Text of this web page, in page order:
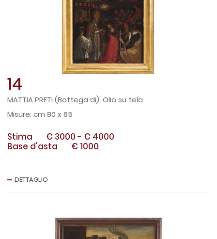
14
MATTIA PRETI (Bottega di), Olio su tela
cm 80 x 65
Stima € 3000 - € 4000
Base d'asta
€ 1000
DETTAGLIO